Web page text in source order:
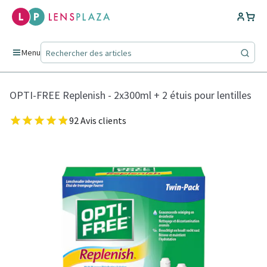
Menu
OPTI-FREE Replenish - 2x300ml + 2 étuis pour lentilles
92 Avis clients